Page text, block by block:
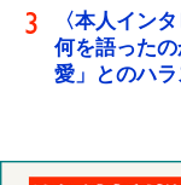
〈本人イン
何を語った
愛」とのハ